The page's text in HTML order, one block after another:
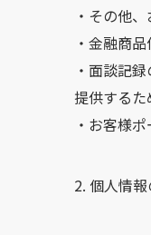
・その他
・金融商
・面談記
提供するた
・お客様
個人情